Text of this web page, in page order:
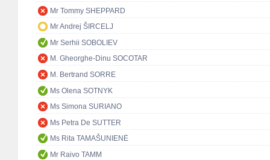
Mr Tommy SHEPPARD
Mr Andrej ŠIRCELJ
Mr Serhii SOBOLIEV
M. Gheorghe-Dinu SOCOTAR
M. Bertrand SORRE
Ms Olena SOTNYK
Ms Simona SURIANO
Ms Petra De SUTTER
Ms Rita TAMAŠUNIENĖ
Mr Raivo TAMM